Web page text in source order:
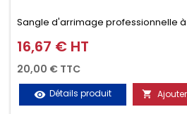
Sangle d'arrimage professionnelle
avec crochet deux doigts soudés en
0.2M / 125daN), simple et rapide
d'arrimer et de sécuriser vos
transport. Matière polyester très
Prix
16,67 € HT
20,00 € TTC
visibility Détails produit 